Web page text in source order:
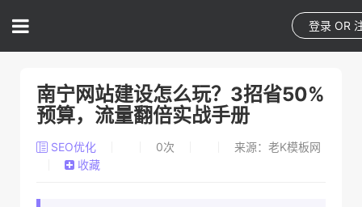
登录 OR
南宁网站建设怎么玩？3招省50%
预算，流量翻倍实战手册
SEO优化 0次
来源：老K模板网
收藏